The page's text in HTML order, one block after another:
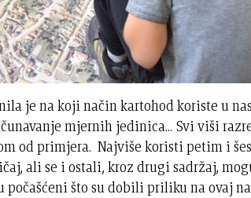
je na koji način kartohod koriste u
mjernih jedinica... Svi viši
od primjera. Najviše koristi petim i
ali se i ostali, kroz drugi sadržaj,
počašćeni što su dobili priliku na ovaj